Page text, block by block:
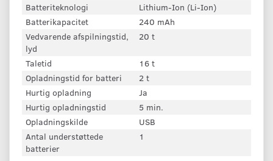
Batteriteknologi
Lithium-Ion (Li-Ion)
Batterikapacitet
240 mAh
Vedvarende afspilningstid,
lyd
20 t
Taletid
16 t
Opladningstid for batteri
2 t
Hurtig opladning
Ja
Hurtig opladningstid
5 min.
Opladningskilde
USB
Antal understøttede
batterier
1